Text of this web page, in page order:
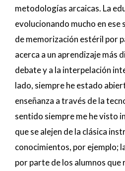
metodologías arcaicas. La
evolucionando mucho en ese
de memorización estéril por
acerca a un aprendizaje más
debate y a la interpelación
lado, siempre he estado
enseñanza a través de la
sentido siempre me he visto
que se alejen de la clásica
conocimientos, por ejemplo;
por parte de los alumnos que